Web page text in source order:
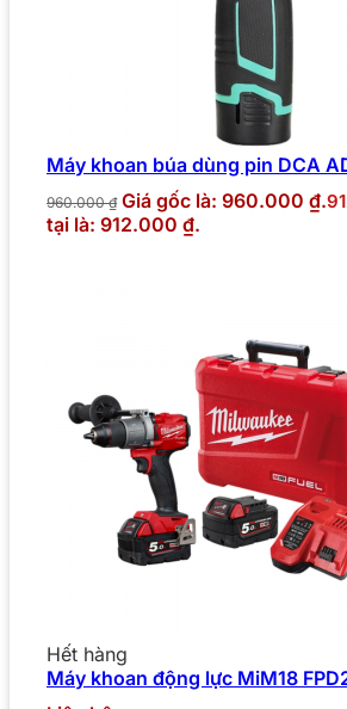
Máy khoan búa dùng pin DCA
960.000₫ Giá gốc là: 960.000 ₫.
tại là: 912.000 ₫.
Hết hàng
Máy khoan động lực MiM18